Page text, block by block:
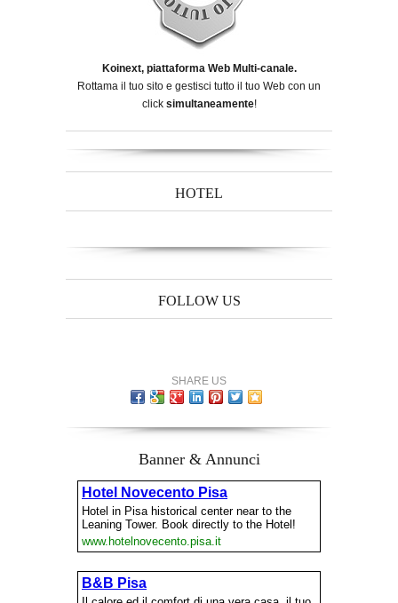
Koinext, piattaforma Web Multi-canale.
Rottama il tuo sito e gestisci tutto il tuo Web con un
click simultaneamente!
HOTEL
FOLLOW US
SHARE US
Banner & Annunci